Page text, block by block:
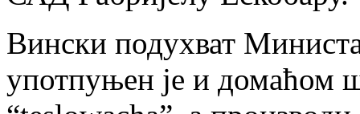
Вински подухват
употпуњен је и домаћом